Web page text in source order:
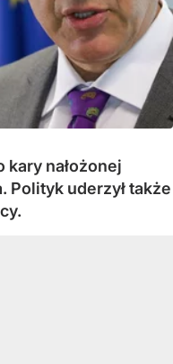
kary nałożonej
Polityk uderzył także